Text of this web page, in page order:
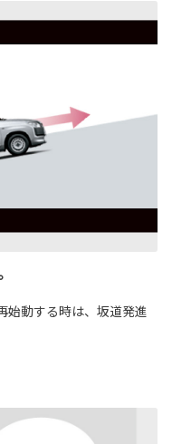
始動する時は、坂道発進